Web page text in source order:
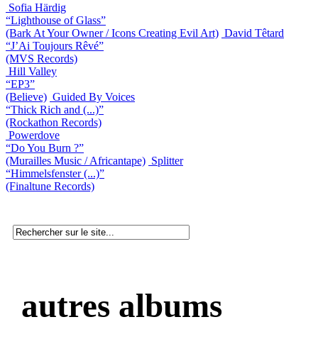
Sofia Härdig
“Lighthouse of Glass”
(Bark At Your Owner / Icons Creating Evil Art) David Têtard
“J’Ai Toujours Rêvé”
(MVS Records)
Hill Valley
“EP3”
(Believe) Guided By Voices
“Thick Rich and (...)”
(Rockathon Records)
Powerdove
“Do You Burn ?”
(Murailles Music / Africantape) Splitter
“Himmelsfenster (...)”
(Finaltune Records)
autres albums